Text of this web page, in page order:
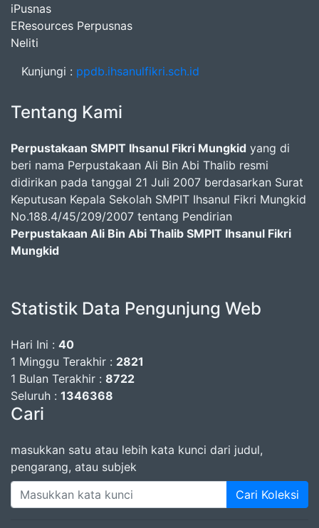
iPusnas
EResources Perpusnas
Neliti
Kunjungi : ppdb.ihsanulfikri.sch.id
Tentang Kami
Perpustakaan SMPIT Ihsanul Fikri Mungkid yang di
beri nama Perpustakaan Ali Bin Abi Thalib resmi
didirikan pada tanggal 21 Juli 2007 berdasarkan Surat
Keputusan Kepala Sekolah SMPIT Ihsanul Fikri Mungkid
No.188.4/45/209/2007 tentang Pendirian
Perpustakaan Ali Bin Abi Thalib SMPIT Ihsanul Fikri
Mungkid
Statistik Data Pengunjung Web
Hari Ini : 40
1 Minggu Terakhir : 2821
1 Bulan Terakhir : 8722
Seluruh : 1346368
Cari
masukkan satu atau lebih kata kunci dari judul,
pengarang, atau subjek
Cari Koleksi